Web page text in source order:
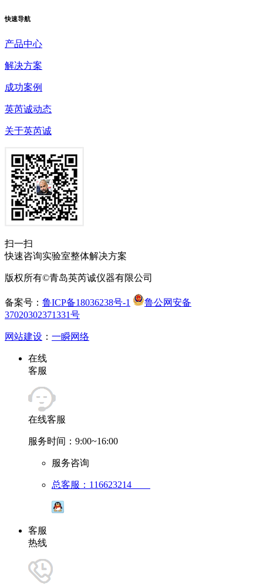
快速导航
产品中心
解决方案
成功案例
英芮诚动态
关于英芮诚
扫一扫
快速咨询实验室整体解决方案
版权所有©青岛英芮诚仪器有限公司
备案号： 鲁ICP备18036238号-1
鲁公网安备
37020302371331号
网站建设 ： 一瞬网络
在线
客服
在线客服
服务时间：9:00~16:00
服务咨询
总客服：116623214
客服
热线